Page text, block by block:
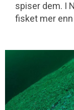
spiser dem. I
fisket mer